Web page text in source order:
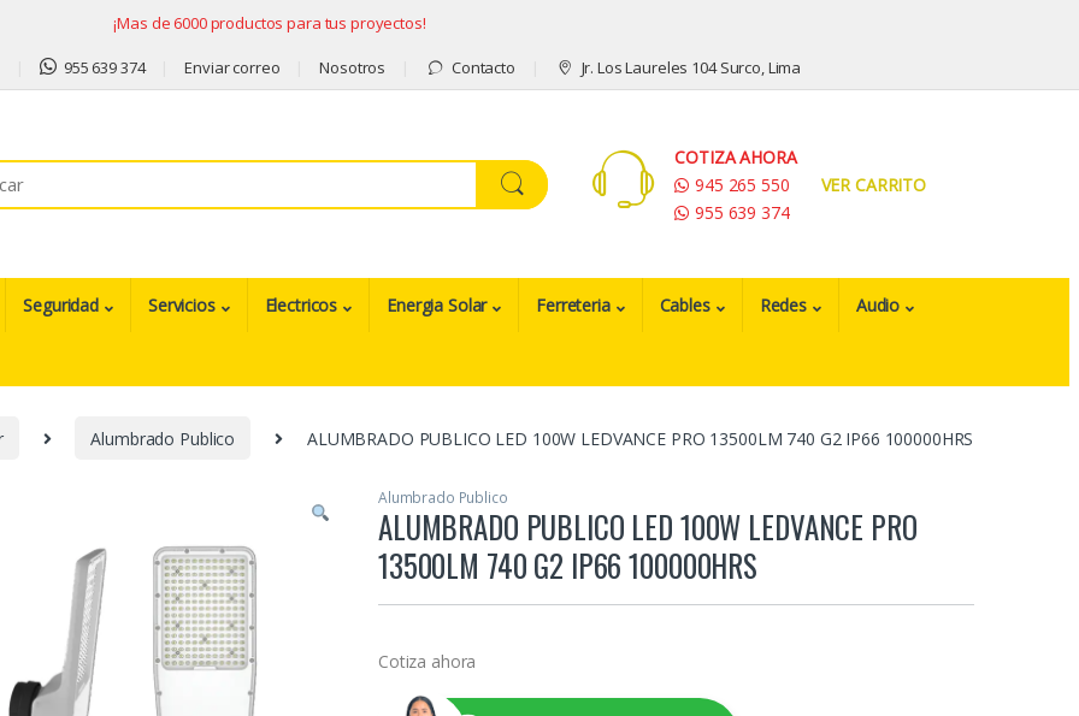
¡Mas de 6000 productos para tus proyectos!
955 639 374 Enviar correo Nosotros Contacto Jr. Los Laureles 104 Surco, Lima
COTIZA AHORA
945 265 550
955 639 374
VER CARRITO
Seguridad Servicios Electricos Energia Solar Ferreteria Cables Redes Audio
Alumbrado Publico ALUMBRADO PUBLICO LED 100W LEDVANCE PRO 13500LM 740 G2 IP66 100000HRS
Alumbrado Publico
ALUMBRADO PUBLICO LED 100W LEDVANCE PRO
13500LM 740 G2 IP66 100000HRS
Cotiza ahora